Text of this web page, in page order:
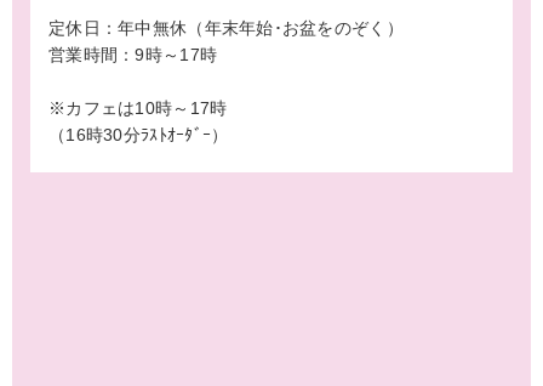
定休日：年中無休（年末年始･お盆をのぞく）
営業時間：9時～17時
※カフェは10時～17時
（16時30分ﾗｽﾄｵｰﾀﾞｰ）